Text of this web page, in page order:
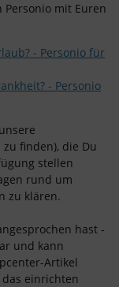
mit Euren
- Personio für
- Personio
finden), die Du
stellen
rund um
zu klären.
hast -
und kann
Artikel
einrichten